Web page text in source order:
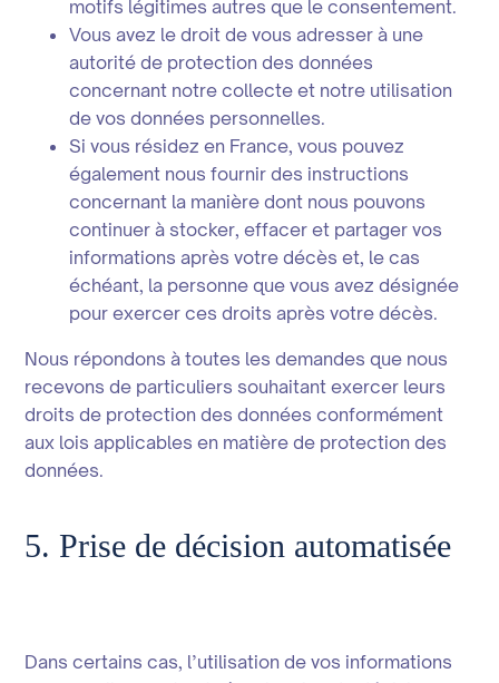
motifs légitimes autres que le consentement.
Vous avez le droit de vous adresser à une
autorité de protection des données
concernant notre collecte et notre utilisation
de vos données personnelles.
Si vous résidez en France, vous pouvez
également nous fournir des instructions
concernant la manière dont nous pouvons
continuer à stocker, effacer et partager vos
informations après votre décès et, le cas
échéant, la personne que vous avez désignée
pour exercer ces droits après votre décès.
Nous répondons à toutes les demandes que nous
recevons de particuliers souhaitant exercer leurs
droits de protection des données conformément
aux lois applicables en matière de protection des
données.
5. Prise de décision automatisée
Dans certains cas, l’utilisation de vos informations